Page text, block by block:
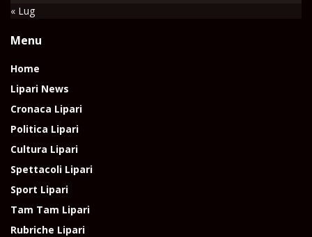
« Lug
Menu
Home
Lipari News
Cronaca Lipari
Politica Lipari
Cultura Lipari
Spettacoli Lipari
Sport Lipari
Tam Tam Lipari
Rubriche Lipari